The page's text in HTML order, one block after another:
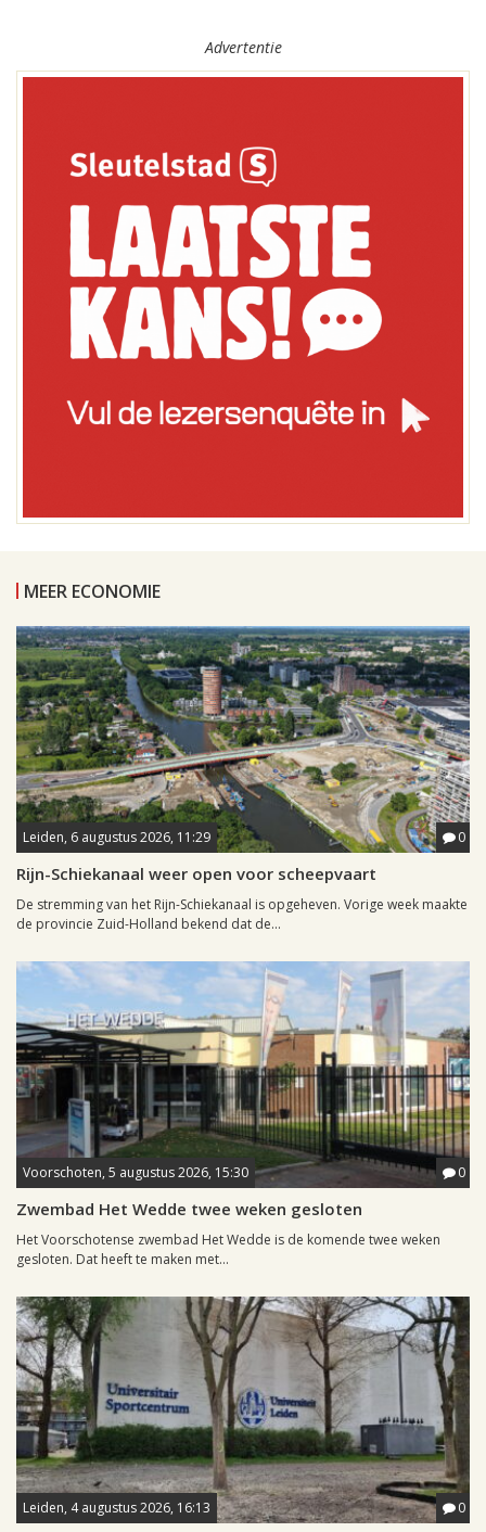
Advertentie
MEER ECONOMIE
Leiden, 6 augustus 2026, 11:29 0
Rijn-Schiekanaal weer open voor scheepvaart
De stremming van het Rijn-Schiekanaal is opgeheven. Vorige week maakte
de provincie Zuid-Holland bekend dat de...
Voorschoten, 5 augustus 2026, 15:30 0
Zwembad Het Wedde twee weken gesloten
Het Voorschotense zwembad Het Wedde is de komende twee weken
gesloten. Dat heeft te maken met...
Leiden, 4 augustus 2026, 16:13 0